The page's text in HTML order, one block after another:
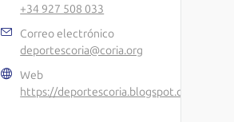
+34 927 508 033
Correo electrónico
deportescoria@coria.org
Web
https://deportescoria.blogspot.com/